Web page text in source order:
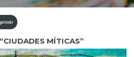
MÍTICAS”